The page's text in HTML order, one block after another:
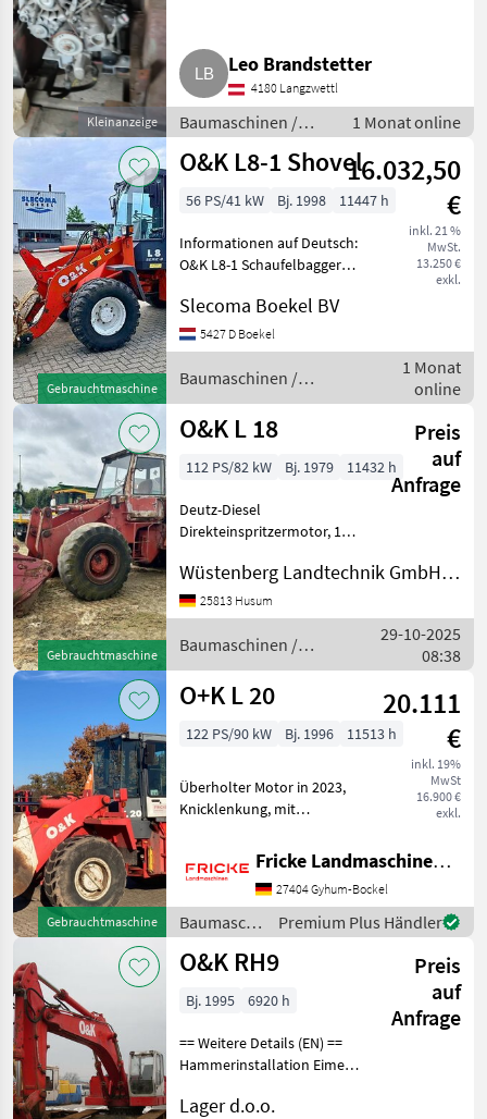
Kleinanzeige
Leo Brandstetter
4180 Langzwettl
Baumaschinen /
Radlader
1 Monat online
Gebrauchtmaschine
O&K L8-1 Shovel16.032,50
€
inkl. 21 %
MwSt.
13.250 €
exkl.
56 PS/41 kW Bj. 1998 11447 h
Informationen auf Deutsch:
O&K L8-1 Schaufelbagger
Betriebsstunden 11.447
Deutz-Motor Maximale
Leistung (kW/PS) 42/56
Hydrostatischer Antrieb
Slecoma Boekel BV
5427 D Boekel
Baumaschinen /
O&K
1 Monat
online
Gebrauchtmaschine
O&K L 18
Preis
auf
Anfrage
112 PS/82 kW Bj. 1979 11432 h
Deutz-Diesel
Direkteinspritzermotor, 112
Gesamtgewicht
Drehmomentwandler 4/3-
Gang-
Lastschaltwendegetriebe
Selbstsperrdifferential
vorne u
Wüstenberg Landtechnik GmbH & Co. KG
25813 Husum
Baumaschinen /
O&K
29-10-2025
08:38
Gebrauchtmaschine
O+K L 20
20.111
€
inkl. 19%
MwSt
16.900 €
exkl.
122 PS/90 kW Bj. 1996 11513 h
Überholter Motor in 2023,
Knicklenkung, mit
mit Schotterzähnen,
Bereifung 20 R24
Baumaschinen Radlader
Fricke Landmaschinen GmbH
27404 Gyhum-Bockel
Baumaschinen
/ O&K
Premium Plus Händler
O&K RH9
Preis
auf
Anfrage
Bj. 1995 6920 h
== Weitere Details (EN) ==
Hammerinstallation Eimer
Kettenbagger
Lager d.o.o.